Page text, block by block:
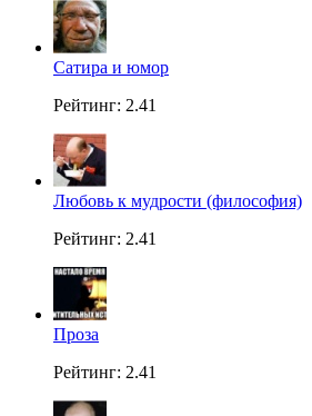
Сатира и юмор
Рейтинг: 2.41
Любовь к мудрости (философия)
Рейтинг: 2.41
Проза
Рейтинг: 2.41